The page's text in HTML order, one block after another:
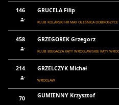
146 GRUCELA Filip
KLUB KOLARSKI HR MAX OLEŚNICA DOBROSZYCE
458 GRZEGOREK Grzegorz
KLUB BIEGACZA KĄTY WROCŁAWSKIE KĄTY
214 GRZELCZYK Michał
WROCŁAW
70 GUMIENNY Krzysztof